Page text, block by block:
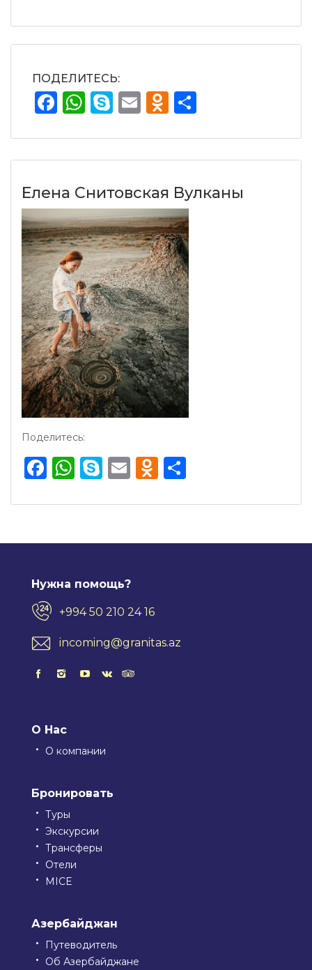
ПОДЕЛИТЕСЬ:
Facebook
WhatsApp
Skype
Email
Елена Снитовская Вулканы
Поделитесь:
Facebook
WhatsApp
Skype
EmailOdnoklassniki
Нужна помощь?
+994 50 210 24 16
incoming@granitas.az
О Нас
О компании
Бронировать
Туры
Экскурсии
Трансферы
Отели
MICE
Азербайджан
Путеводитель
Об Азербайджане